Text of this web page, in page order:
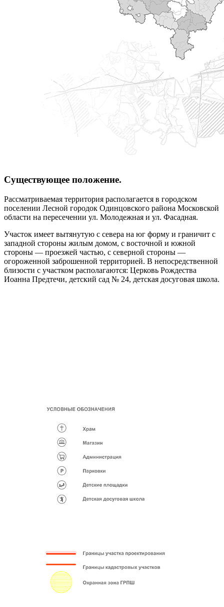
Существующее положение.
Рассматриваемая территория располагается в городском
поселении Лесной городок Одинцовского района Московской
области на пересечении ул. Молодежная и ул. Фасадная.
Участок имеет вытянутую с севера на юг форму и граничит с
западной стороны жилым домом, с восточной и южной
стороны — проезжей частью, с северной стороны —
огороженной заброшенной территорией. В непосредственной
близости с участком располагаются: Церковь Рождества
Иоанна Предтечи, детский сад № 24, детская досуговая школа.